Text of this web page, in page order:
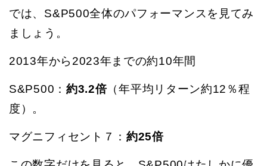
では、S&P500全体のパフォーマンスを見てみ
ましょう。
2013年から2023年までの約10年間
S&P500： 約3.2倍（年平均リターン約12％程
度）。
マグニフィセント７： 約25倍